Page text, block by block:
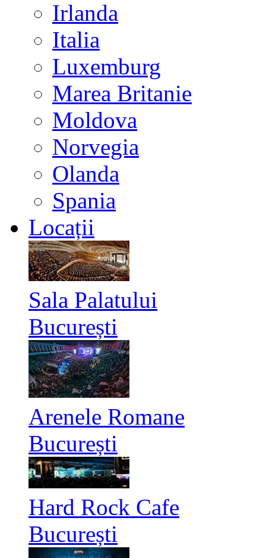
Irlanda
Italia
Luxemburg
Marea Britanie
Moldova
Norvegia
Olanda
Spania
Locații
Sala Palatului
București
Arenele Romane
București
Hard Rock Cafe
București